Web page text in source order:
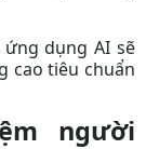
dụng AI sẽ
cao tiêu chuẩn
người